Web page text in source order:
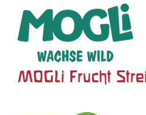
MOGLi Frucht